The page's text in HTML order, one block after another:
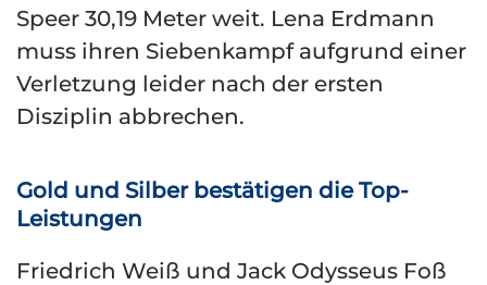
Speer 30,19 Meter weit. Lena Erdmann
muss ihren Siebenkampf aufgrund einer
Verletzung leider nach der ersten
Disziplin abbrechen.
Gold und Silber bestätigen die Top-
Leistungen
Friedrich Weiß und Jack Odysseus Foß